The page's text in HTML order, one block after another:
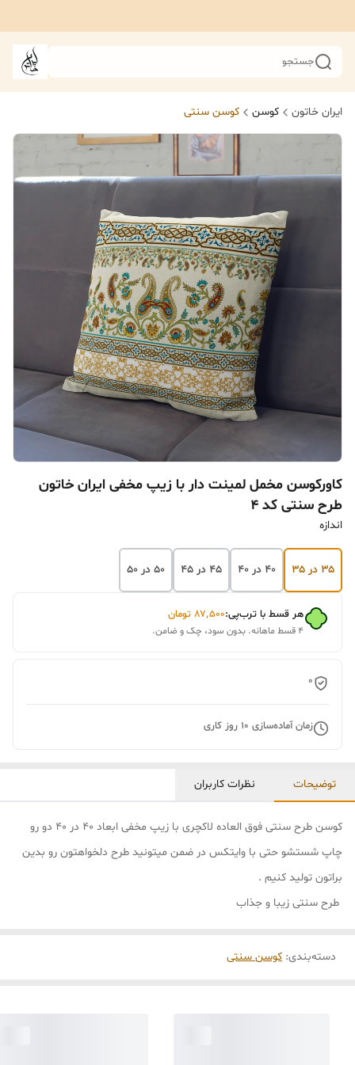
جستجو
ایران خاتون کوسن کوسن سنتی
کاورکوسن مخمل لمینت دار با زیپ مخفی ایران خاتون
طرح سنتی کد ۴
اندازه
۳۵ در ۳۵ ۴۰ در ۴۰ ۴۵ در ۴۵ ۵۰ در ۵۰
هر قسط با ترب‌پی:۸۷٬۵۰۰ تومان
۴ قسط ماهانه. بدون سود، چک و ضامن.
0
زمان آماده‌سازی 10 روز کاری
توضیحات نظرات کاربران
کوسن طرح سنتی فوق العاده لاکچری با زیپ مخفی ابعاد 40 در 40 دو رو
چاپ شستشو حتی با وایتکس در ضمن میتونید طرح دلخواهتون رو بدین
براتون تولید کنیم .
طرح سنتی زیبا و جذاب
دسته‌بندی: کوسن سنتی